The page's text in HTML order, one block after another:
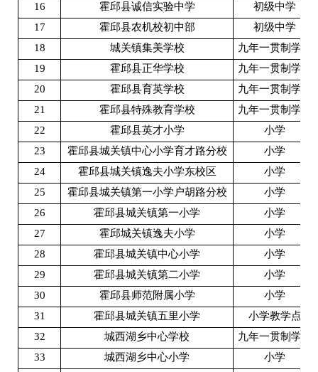
16
霍邱县诚信实验中学
初级中学
17
霍邱县农机校初中部
初级中学
18
城关镇集美学校
九年一贯制学校
19
霍邱县正华学校
九年一贯制学校
20
霍邱县育英学校
九年一贯制学校
21
霍邱县特殊教育学校
九年一贯制学校
22
霍邱县英才小学
小学
23
霍邱县城关镇中心小学育才路分校
小学
24
霍邱县城关镇逸夫小学东校区
小学
25
霍邱县城关镇第一小学户胡路分校
小学
26
霍邱县城关镇第一小学
小学
27
霍邱城关镇逸夫小学
小学
28
霍邱县城关镇中心小学
小学
29
霍邱县城关镇第二小学
小学
30
霍邱县师范附属小学
小学
31
霍邱县城关镇五里小学
小学教学点
32
城西湖乡中心学校
九年一贯制学校
33
城西湖乡中心小学
小学